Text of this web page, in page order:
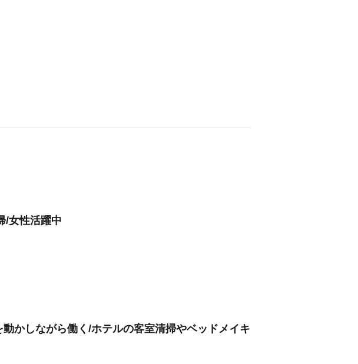
/女性活躍中
かしながら働く/ホテルの客室清掃やベッドメイキ